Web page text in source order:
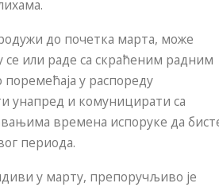
до почетка марта, може
се или раде са скраћеним радним
у распореду
унапред и комуницирати са
времена испоруке да
периода.
у марту, препоручљиво је